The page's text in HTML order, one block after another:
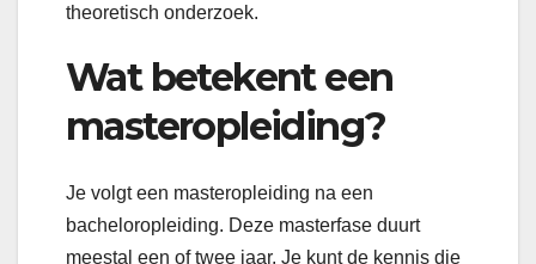
theoretisch onderzoek.
Wat betekent een
masteropleiding?
Je volgt een masteropleiding na een
bacheloropleiding. Deze masterfase duurt
meestal een of twee jaar. Je kunt de kennis die